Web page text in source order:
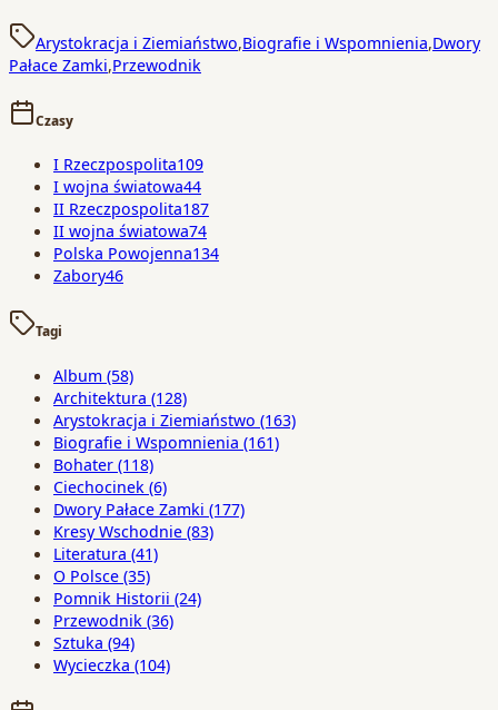
Arystokracja i Ziemiaństwo,Biografie i Wspomnienia,Dwory
Pałace Zamki,Przewodnik
Czasy
I Rzeczpospolita109
I wojna światowa44
II Rzeczpospolita187
II wojna światowa74
Polska Powojenna134
Zabory46
Tagi
Album (58)
Architektura (128)
Arystokracja i Ziemiaństwo (163)
Biografie i Wspomnienia (161)
Bohater (118)
Ciechocinek (6)
Dwory Pałace Zamki (177)
Kresy Wschodnie (83)
Literatura (41)
O Polsce (35)
Pomnik Historii (24)
Przewodnik (36)
Sztuka (94)
Wycieczka (104)